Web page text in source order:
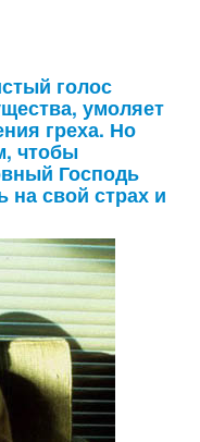
голос
умоляет
греха. Но
чтобы
Господь
на свой страх и